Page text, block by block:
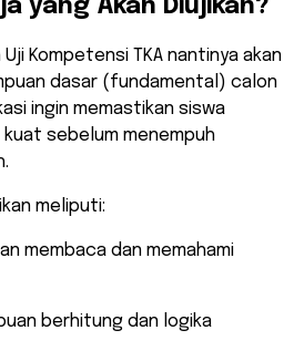
yang Akan Diujikan?
Kompetensi TKA nantinya akan
dasar (fundamental) calon
ingin memastikan siswa
sebelum menempuh
meliputi:
membaca dan memahami
berhitung dan logika